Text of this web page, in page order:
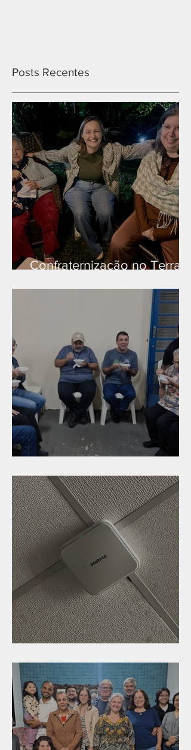
Posts Recentes
Confraternização no Terra